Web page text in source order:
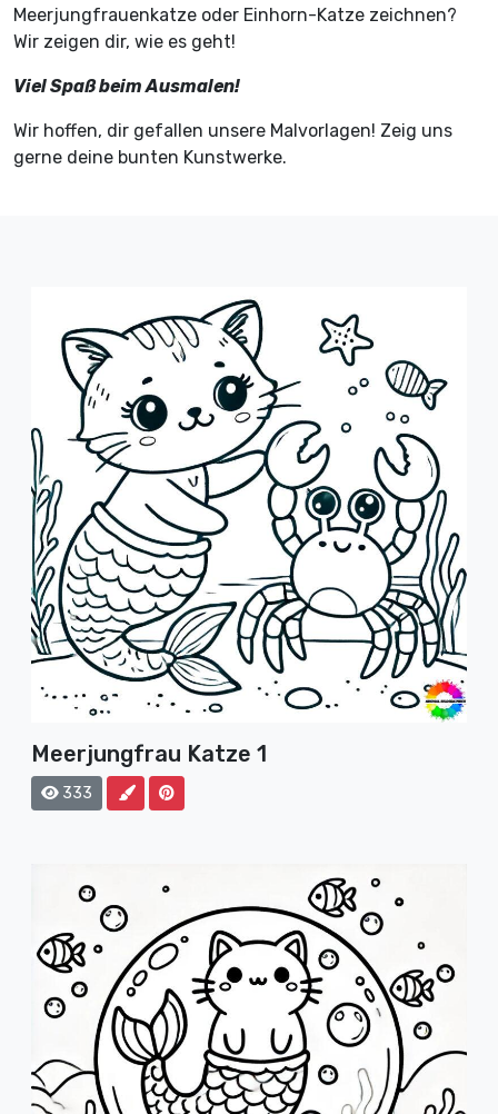
Meerjungfrauenkatze oder Einhorn-Katze zeichnen?
Wir zeigen dir, wie es geht!
Viel Spaß beim Ausmalen!
Wir hoffen, dir gefallen unsere Malvorlagen! Zeig uns
gerne deine bunten Kunstwerke.
Meerjungfrau Katze 1
333